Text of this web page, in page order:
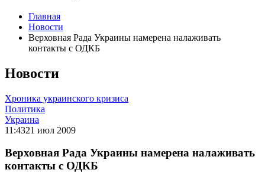
Главная
Новости
Верховная Рада Украины намерена налаживать
контакты с ОДКБ
Новости
Хроника украинского кризиса
Политика
Украина
11:4321 июл 2009
Верховная Рада Украины намерена налаживать
контакты с ОДКБ